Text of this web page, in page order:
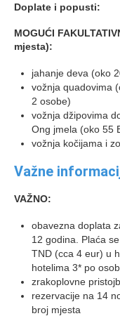
Doplate i popusti:
MOGUĆI
mjesta):
jahanje deva (oko
vožnja quadovima
2 osobe)
vožnja džipovima
Ong jmela (oko 55
vožnja kočijama i
Važne
VAŽNO:
obavezna doplata
12 godina. Plaća
TND (cca 4 eur) u
hotelima 3* po
zrakoplovne
rezervacije na 14
broj mjesta